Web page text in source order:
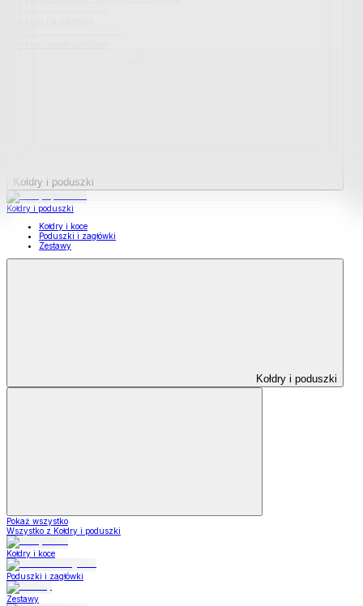
Kołdry i poduszki
Kołdry i poduszki
Kołdry i koce
Poduszki i zagłówki
Zestawy
Kołdry i poduszki
Pokaż wszystko
Wszystko z Kołdry i poduszki
Kołdry i koce
Poduszki i zagłówki
Zestawy